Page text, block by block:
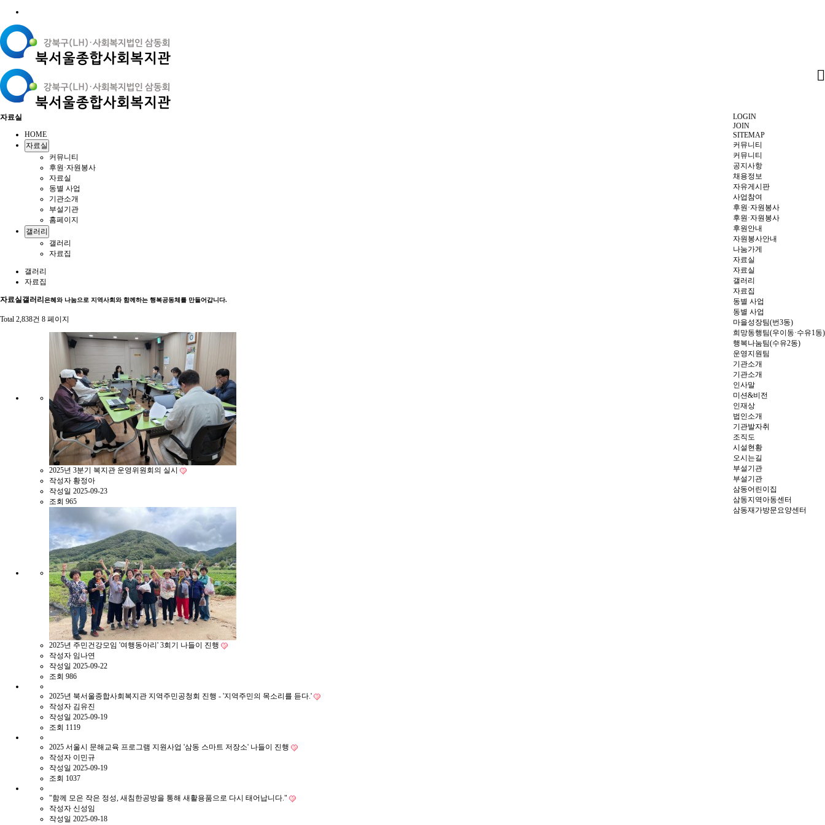
LOGIN
JOIN
SITEMAP
커뮤니티
커뮤니티
공지사항
채용정보
자유게시판
사업참여
후원·자원봉사
후원·자원봉사
후원안내
자원봉사안내
나눔가게
자료실
자료실
갤러리
자료집
동별 사업
동별 사업
마을성장팀(번3동)
희망동행팀(우이동·수유1동)
행복나눔팀(수유2동)
운영지원팀
기관소개
기관소개
인사말
미션&비전
인재상
법인소개
기관발자취
조직도
시설현황
오시는길
부설기관
부설기관
삼동어린이집
삼동지역아동센터
삼동재가방문요양센터
자료실
HOME
자료실
커뮤니티
후원·자원봉사
자료실
동별 사업
기관소개
부설기관
홈페이지
갤러리
갤러리
자료집
갤러리
자료집
자료실갤러리 은혜와 나눔으로 지역사회와 함께하는 행복공동체를 만들어갑니다.
Total 2,838건 8 페이지
2025년 3분기 복지관 운영위원회의 실시
작성자 황정아
작성일 2025-09-23
조회 965
2025년 주민건강모임 '여행동아리' 3회기 나들이 진행
작성자 임나연
작성일 2025-09-22
조회 986
2025년 북서울종합사회복지관 지역주민공청회 진행 - '지역주민의 목소리를 듣다.'
작성자 김유진
작성일 2025-09-19
조회 1119
2025 서울시 문해교육 프로그램 지원사업 '삼동 스마트 저장소' 나들이 진행
작성자 이민규
작성일 2025-09-19
조회 1037
"함께 모은 작은 정성, 새침한공방을 통해 새활용품으로 다시 태어납니다."
작성자 신성임
작성일 2025-09-18